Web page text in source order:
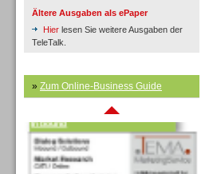
Ältere Ausgaben als ePaper
Hier lesen Sie weitere Ausgaben der
TeleTalk.
» Zum Online-Business Guide
Inbound